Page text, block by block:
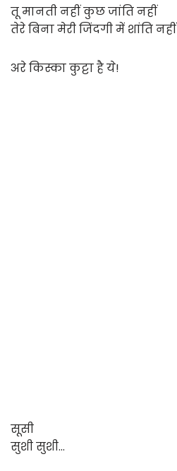
तू मानती नहीं कुछ जांति नहीं
तेरे बिना मेरी जिंदगी में शांति नहीं
अरे किस्का कुट्टा है ये!
सूसी
सुशी सुशी…